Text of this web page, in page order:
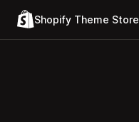
Shopify Theme Store